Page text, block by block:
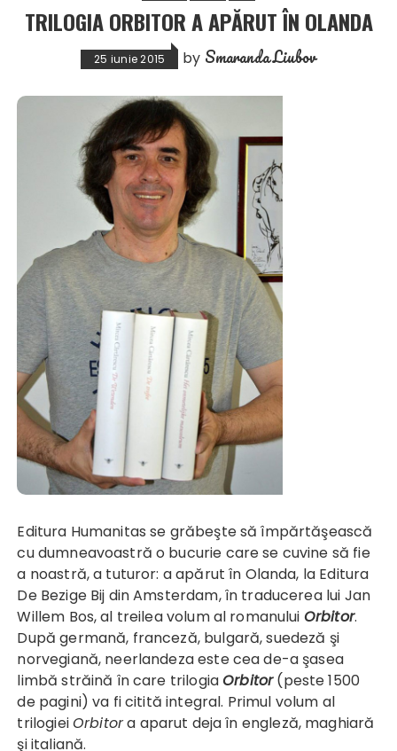
TRILOGIA ORBITOR A APĂRUT ÎN OLANDA
25 iunie 2015 by Smaranda Liubov
Editura Humanitas se grăbeşte să împărtăşească
cu dumneavoastră o bucurie care se cuvine să fie
a noastră, a tuturor: a apărut în Olanda, la Editura
De Bezige Bij din Amsterdam, în traducerea lui Jan
Willem Bos, al treilea volum al romanului Orbitor.
După germană, franceză, bulgară, suedeză şi
norvegiană, neerlandeza este cea de-a şasea
limbă străină în care trilogiaOrbitor(peste 1500
de pagini) va fi citită integral. Primul volum al
trilogieiOrbitora aparut deja în engleză, maghiară
şi italiană.